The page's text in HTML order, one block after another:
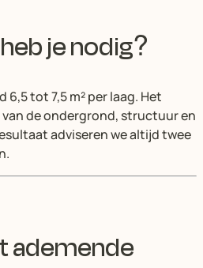
je nodig?
tot 7,5 m² per laag. Het
de ondergrond, structuur en
adviseren we altijd twee
ademende